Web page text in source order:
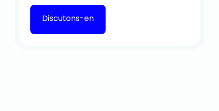
Discutons-en